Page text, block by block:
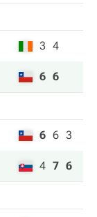
3 4
6 6
6 6 3
4 7 6